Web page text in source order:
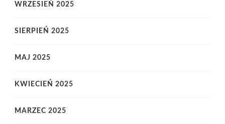
WRZESIEŃ 2025
SIERPIEŃ 2025
MAJ 2025
KWIECIEŃ 2025
MARZEC 2025